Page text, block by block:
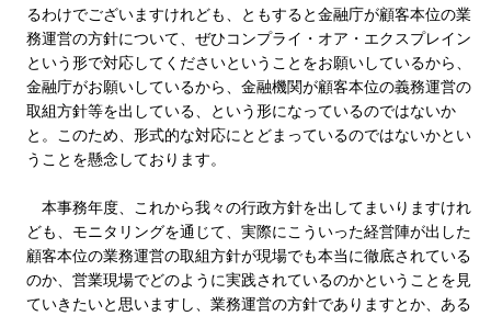
るわけでございますけれども、ともすると金融庁が顧客本位の業
務運営の方針について、ぜひコンプライ・オア・エクスプレイン
という形で対応してくださいということをお願いしているから、
金融庁がお願いしているから、金融機関が顧客本位の義務運営の
取組方針等を出している、という形になっているのではないか
と。このため、形式的な対応にとどまっているのではないかとい
うことを懸念しております。
本事務年度、これから我々の行政方針を出してまいりますけれ
ども、モニタリングを通じて、実際にこういった経営陣が出した
顧客本位の業務運営の取組方針が現場でも本当に徹底されている
のか、営業現場でどのように実践されているのかということを見
ていきたいと思いますし、業務運営の方針でありますとか、ある